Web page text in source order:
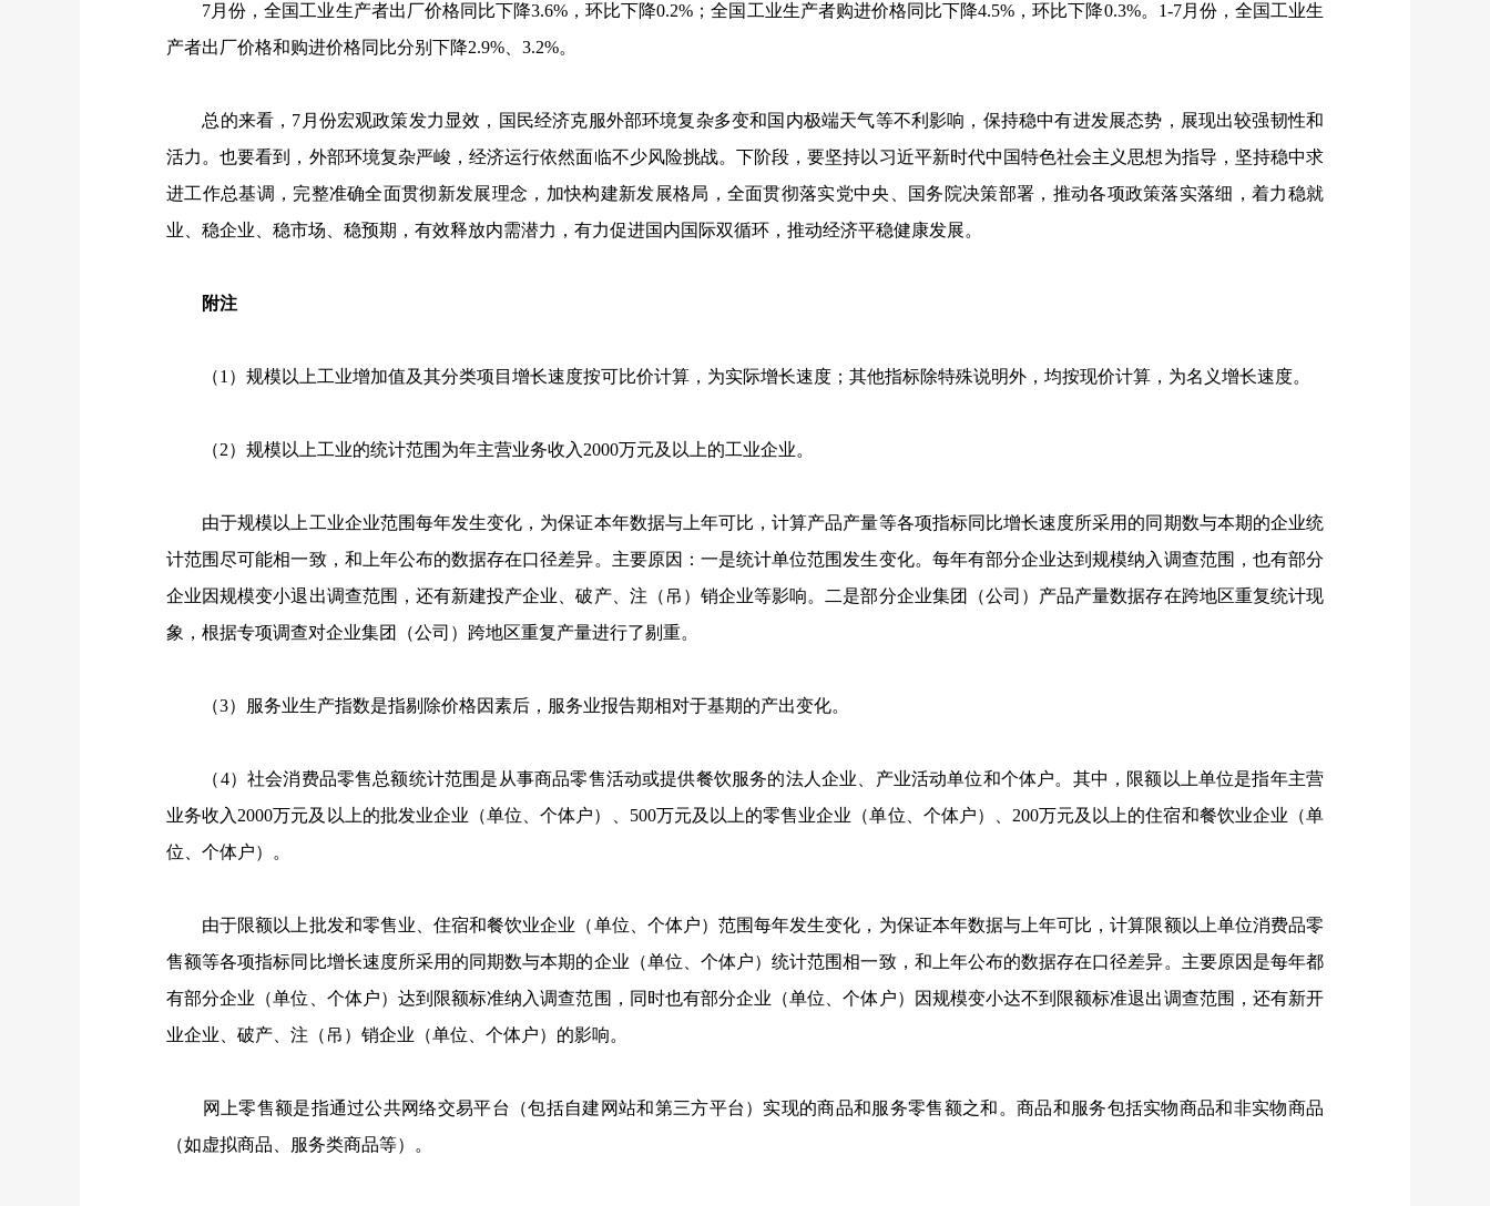
7月份，全国工业生产者出厂价格同比下降3.6% ，环比下降0.2% ；全国工业生产者购进价格同比下降4.5% ，环比下降0.3%。 1-7月份，全国工业生
产者出厂价格和购进价格同比分别下降2.9% 3.2%。
总的来看， 7 月份宏观政策发力显效，国民经济克服外部环境复杂多变和国内极端天气等不利影响，保持稳中有进发展态势，展现出较强韧性和
活力。也要看到，外部环境复杂严峻，经济运行依然面临不少风险挑战。下阶段，要坚持以习近平新时代中国特色社会主义思想为指导，坚持稳中求
进工作总基调，完整准确全面贯彻新发展理念，加快构建新发展格局，全面贯彻落实党中央、国务院决策部署，推动各项政策落实落细，着力稳就
业、稳企业、稳市场、稳预期，有效释放内需潜力，有力促进国内国际双循环，推动经济平稳健康发展。
附注
（1）规模以上工业增加值及其分类项目增长速度按可比价计算，为实际增长速度；其他指标除特殊说明外，均按现价计算，为名义增长速度。
（2）规模以上工业的统计范围为年主营业务收入2000万元及以上的工业企业。
由于规模以上工业企业范围每年发生变化，为保证本年数据与上年可比，计算产品产量等各项指标同比增长速度所采用的同期数与本期的企业统
计范围尽可能相一致，和上年公布的数据存在口径差异。主要原因：一是统计单位范围发生变化。每年有部分企业达到规模纳入调查范围，也有部分
企业因规模变小退出调查范围，还有新建投产企业、破产、注（吊）销企业等影响。二是部分企业集团（公司）产品产量数据存在跨地区重复统计现
象，根据专项调查对企业集团（公司）跨地区重复产量进行了剔重。
（3）服务业生产指数是指剔除价格因素后，服务业报告期相对于基期的产出变化。
（4）社会消费品零售总额统计范围是从事商品零售活动或提供餐饮服务的法人企业、产业活动单位和个体户。其中，限额以上单位是指年主营
业务收入2000万元及以上的批发业企业（单位、个体户）、500万元及以上的零售业企业（单位、个体户）、200万元及以上的住宿和餐饮业企业（单
位、个体户）。
由于限额以上批发和零售业、住宿和餐饮业企业（单位、个体户）范围每年发生变化，为保证本年数据与上年可比，计算限额以上单位消费品零
售额等各项指标同比增长速度所采用的同期数与本期的企业（单位、个体户）统计范围相一致，和上年公布的数据存在口径差异。主要原因是每年都
有部分企业（单位、个体户）达到限额标准纳入调查范围，同时也有部分企业（单位、个体户）因规模变小达不到限额标准退出调查范围，还有新开
业企业、破产、注（吊）销企业（单位、个体户）的影响。
网上零售额是指通过公共网络交易平台（包括自建网站和第三方平台）实现的商品和服务零售额之和。商品和服务包括实物商品和非实物商品
（如虚拟商品、服务类商品等）。